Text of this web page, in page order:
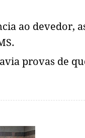
ao devedor,
provas de